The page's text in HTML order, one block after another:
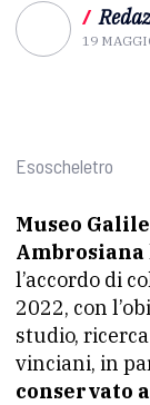
/
19
Esoscheletro
Museo
Ambrosiana
l’accordo di
2022, con
studio,
vinciani, in
conservato